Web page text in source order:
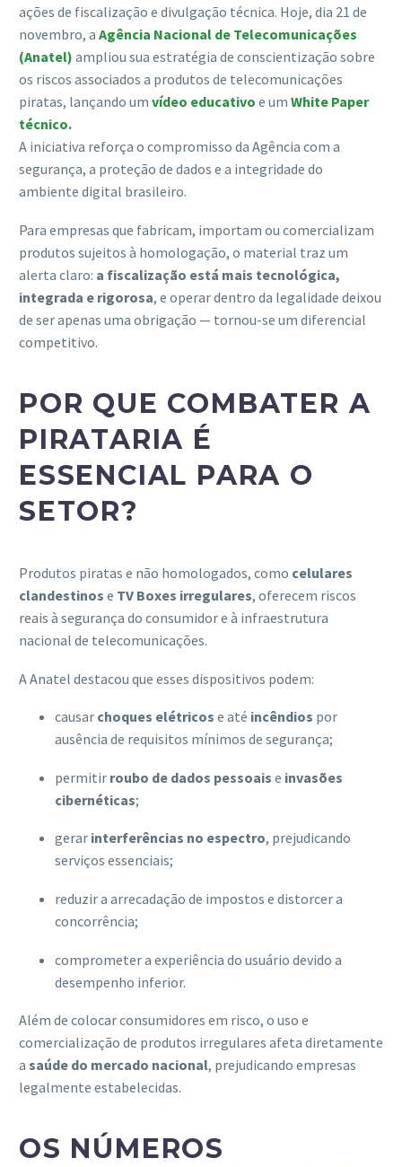
ações de fiscalização e divulgação técnica. Hoje, dia 21 de
novembro, a Agência Nacional de Telecomunicações
(Anatel) ampliou sua estratégia de conscientização sobre
os riscos associados a produtos de telecomunicações
piratas, lançando um vídeo educativo e um White Paper
técnico.
A iniciativa reforça o compromisso da Agência com a
segurança, a proteção de dados e a integridade do
ambiente digital brasileiro.
Para empresas que fabricam, importam ou comercializam
produtos sujeitos à homologação, o material traz um
alerta claro: a fiscalização está mais tecnológica,
integrada e rigorosa, e operar dentro da legalidade deixou
de ser apenas uma obrigação — tornou-se um diferencial
competitivo.
POR QUE COMBATER A
PIRATARIA É
ESSENCIAL PARA O
SETOR?
Produtos piratas e não homologados, como celulares
clandestinos e TV Boxes irregulares, oferecem riscos
reais à segurança do consumidor e à infraestrutura
nacional de telecomunicações.
A Anatel destacou que esses dispositivos podem:
causar choques elétricos e até incêndios por
ausência de requisitos mínimos de segurança;
permitir roubo de dados pessoais e invasões
cibernéticas;
gerar interferências no espectro, prejudicando
serviços essenciais;
reduzir a arrecadação de impostos e distorcer a
concorrência;
comprometer a experiência do usuário devido a
desempenho inferior.
Além de colocar consumidores em risco, o uso e
comercialização de produtos irregulares afeta diretamente
a saúde do mercado nacional, prejudicando empresas
legalmente estabelecidas.
OS NÚMEROS